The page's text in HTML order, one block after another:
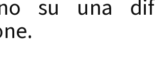
su una